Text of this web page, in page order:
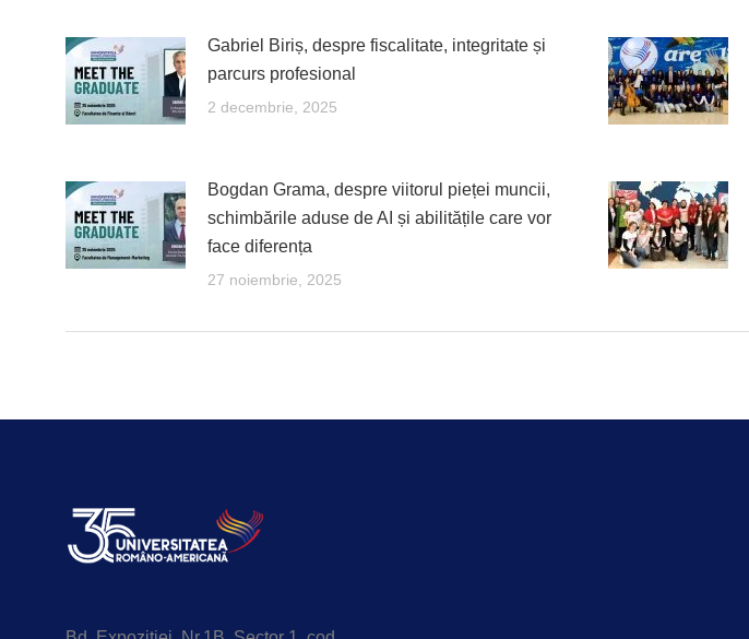
Gabriel Biriș, despre fiscalitate, integritate și
parcurs profesional
2 decembrie, 2025
Bogdan Grama, despre viitorul pieței muncii,
schimbările aduse de AI și abilitățile care vor
face diferența
27 noiembrie, 2025